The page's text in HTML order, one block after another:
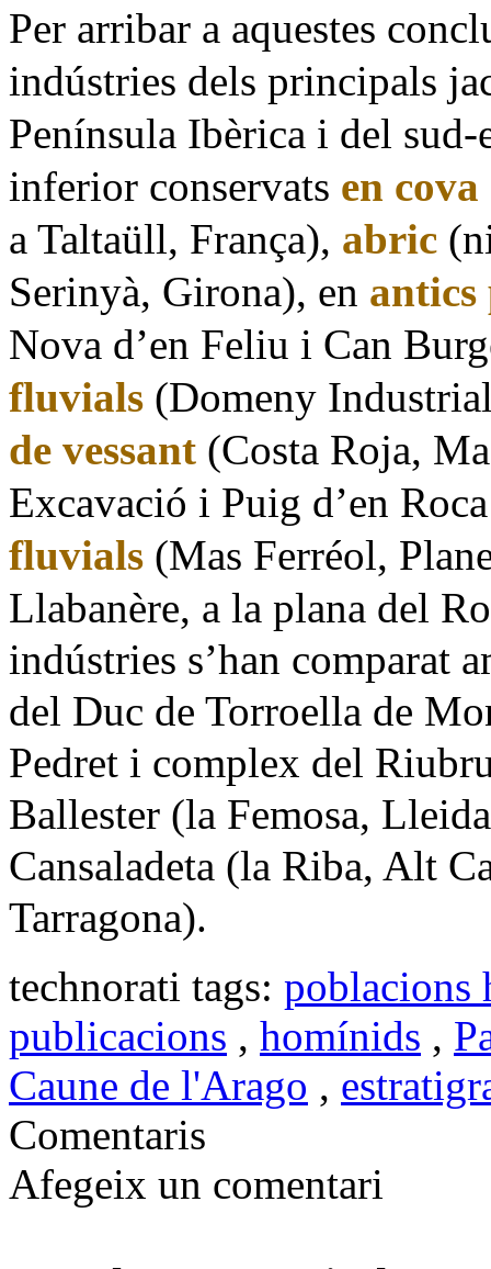
Per arribar a aquestes
indústries dels principals
Península Ibèrica i del sud-
inferior conservats en cova
a Taltaüll, França), abric
Serinyà, Girona), en antics
Nova d’en Feliu i Can
fluvials (Domeny
de vessant (Costa Roja,
Excavació i Puig d’en
fluvials (Mas Ferréol,
Llabanère, a la plana del
indústries s’han comparat
del Duc de Torroella de
Pedret i complex del
Ballester (la Femosa,
Cansaladeta (la Riba, Alt
Tarragona).
technorati tags: poblacions
publicacions , homínids ,
Caune de l'Arago ,
Comentaris
Afegeix un comentari